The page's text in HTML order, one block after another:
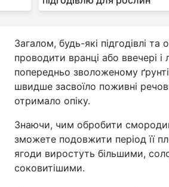
Загалом, будь-які підгодівлі
проводити вранці або ввечері і
попередньо зволоженому
швидше засвоїло поживні
отримало опіку.
Знаючи, чим обробити
зможете подовжити період її
ягоди виростуть більшими,
соковитішими.